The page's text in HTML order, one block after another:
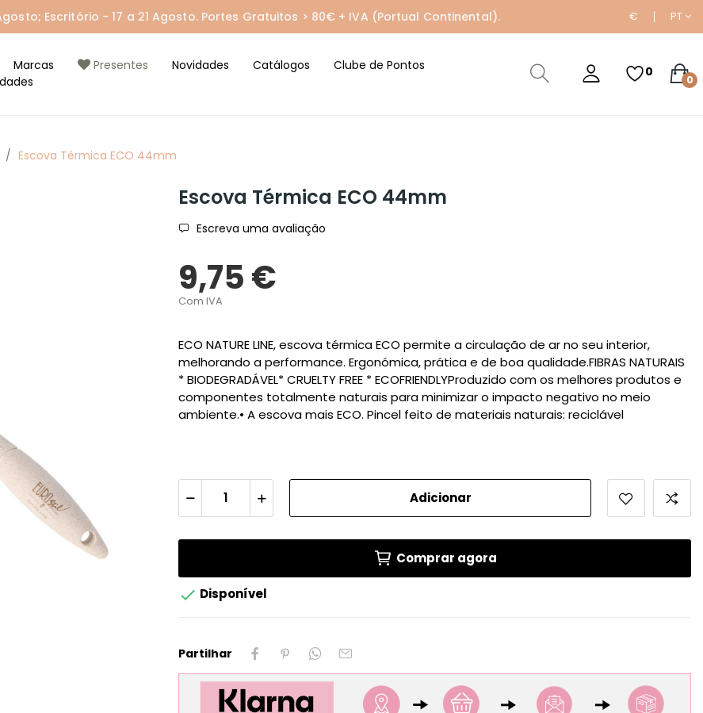
Escritório - 17 a 21 Agosto. Portes Gratuitos > 80€ + IVA (Portual Continental). € PT
Marcas Presentes Novidades Catálogos
Clube de Pontos
0
0
Escova Térmica ECO 44mm
Escova Térmica ECO 44mm
Escreva uma avaliação
9,75 €
Com IVA
ECO NATURE LINE, escova térmica ECO permite a circulação de ar no seu interior,
melhorando a performance. Ergonómica, prática e de boa qualidade.FIBRAS NATURAIS
* BIODEGRADÁVEL* CRUELTY FREE * ECOFRIENDLYProduzido com os melhores produtos e
componentes totalmente naturais para minimizar o impacto negativo no meio
ambiente.• A escova mais ECO. Pincel feito de materiais naturais: reciclável
Adicionar
Comprar agora
 Disponível
Partilhar